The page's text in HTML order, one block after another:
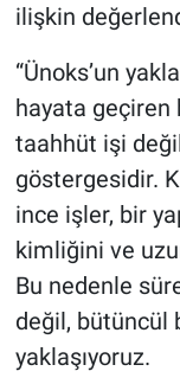
ilişkin
“Ünoks’un
hayata geçiren
taahhüt işi
göstergesidir.
ince işler, bir
kimliğini ve
Bu nedenle
değil, bütüncül
yaklaşıyoruz.